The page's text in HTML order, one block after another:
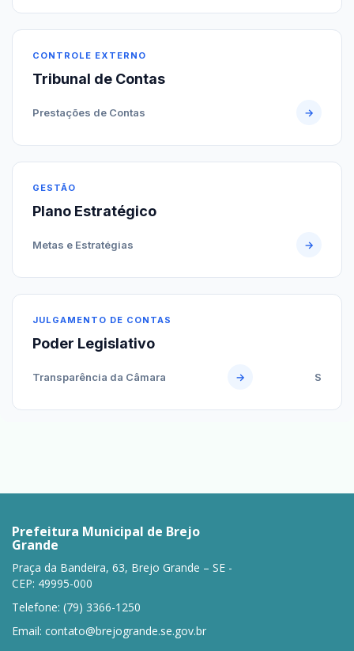
CONTROLE EXTERNO
Tribunal de Contas
Prestações de Contas →
GESTÃO
Plano Estratégico
Metas e Estratégias →
JULGAMENTO DE CONTAS
Poder Legislativo
Transparência da Câmara → S
Prefeitura Municipal de Brejo
Grande
Praça da Bandeira, 63, Brejo Grande – SE -
CEP: 49995-000
Telefone: (79) 3366-1250
Email: contato@brejogrande.se.gov.br